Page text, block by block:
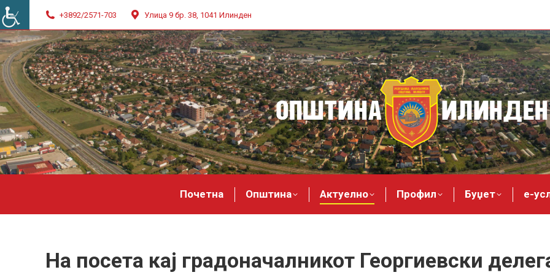
+3892/2571-703 Улица 9 бр. 38, 1041 Илинден
Почетна Општина Актуелно Профил Буџет е-
На посета кај градоначалникот Георгиевски